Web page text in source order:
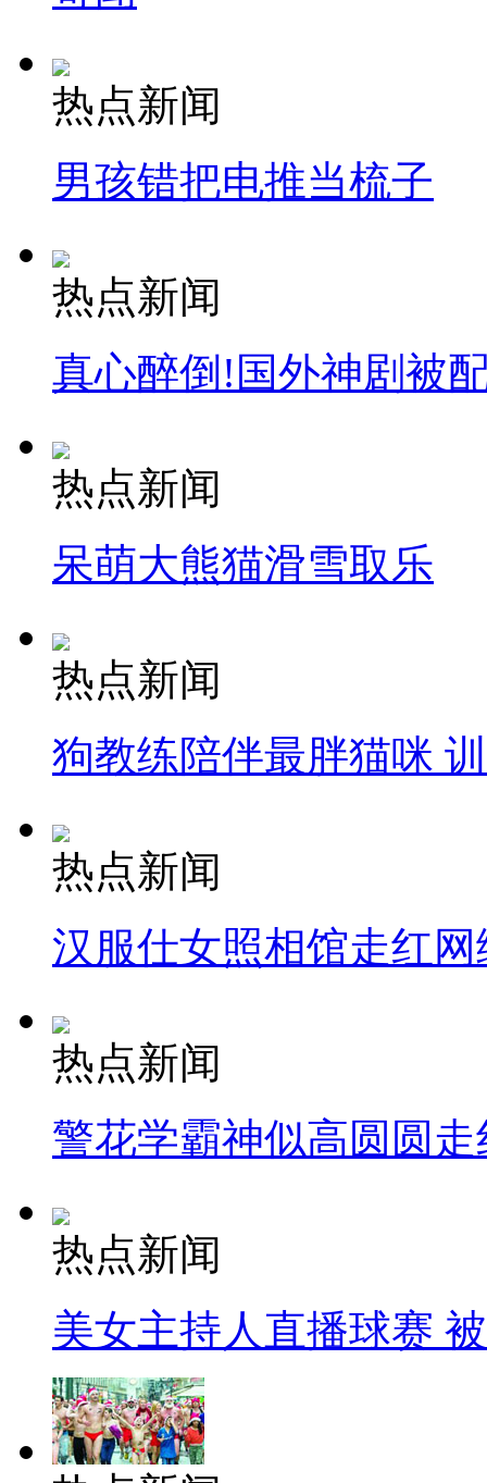
热点新闻
男孩错把电推当梳子
热点新闻
真心醉倒!国外神剧被
热点新闻
呆萌大熊猫滑雪取乐
热点新闻
狗教练陪伴最胖猫咪
热点新闻
汉服仕女照相馆走红网
热点新闻
警花学霸神似高圆圆走
热点新闻
美女主持人直播球赛